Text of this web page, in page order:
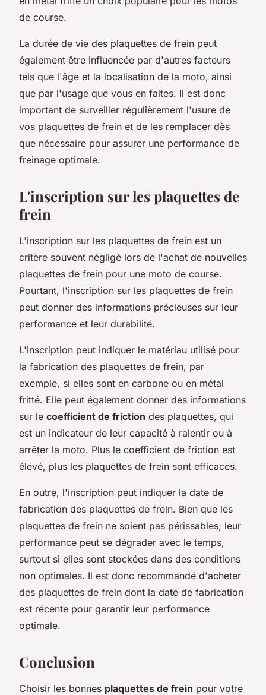
de course.
La durée de vie des plaquettes de frein peut
également être influencée par d'autres facteurs
tels que l'âge et la localisation de la moto, ainsi
que par l'usage que vous en faites. Il est donc
important de surveiller régulièrement l'usure de
vos plaquettes de frein et de les remplacer dès
que nécessaire pour assurer une performance de
freinage optimale.
L'inscription sur les plaquettes de
frein
L'inscription sur les plaquettes de frein est un
critère souvent négligé lors de l'achat de nouvelles
plaquettes de frein pour une moto de course.
Pourtant, l'inscription sur les plaquettes de frein
peut donner des informations précieuses sur leur
performance et leur durabilité.
L'inscription peut indiquer le matériau utilisé pour
la fabrication des plaquettes de frein, par
exemple, si elles sont en carbone ou en métal
fritté. Elle peut également donner des informations
sur le coefficient de friction des plaquettes, qui
est un indicateur de leur capacité à ralentir ou à
arrêter la moto. Plus le coefficient de friction est
élevé, plus les plaquettes de frein sont efficaces.
En outre, l'inscription peut indiquer la date de
fabrication des plaquettes de frein. Bien que les
plaquettes de frein ne soient pas périssables, leur
performance peut se dégrader avec le temps,
surtout si elles sont stockées dans des conditions
non optimales. Il est donc recommandé d'acheter
des plaquettes de frein dont la date de fabrication
est récente pour garantir leur performance
optimale.
Conclusion
Choisir les bonnes plaquettes de frein pour votre